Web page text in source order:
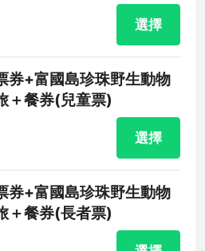
選擇
券+富國島珍珠野生動物
＋餐券(兒童票)
選擇
券+富國島珍珠野生動物
＋餐券(長者票)